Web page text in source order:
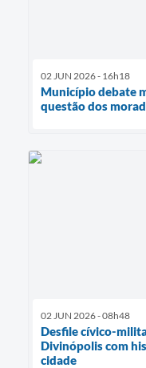
02 JUN 2026 - 16h18
Município debate
questão dos
02 JUN 2026 - 08h48
Desfile cívico-
Divinópolis com
cidade